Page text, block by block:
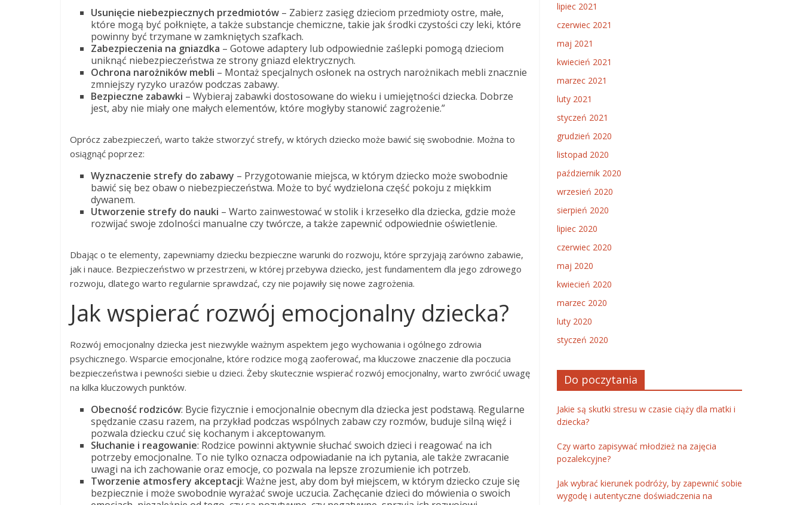
Usunięcie niebezpiecznych przedmiotów – Zabierz zasięg dzieciom przedmioty ostre, małe,
które mogą być połknięte, a także substancje chemiczne, takie jak środki czystości czy leki, które
powinny być trzymane w zamkniętych szafkach.
Zabezpieczenia na gniazdka – Gotowe adaptery lub odpowiednie zaślepki pomogą dzieciom
uniknąć niebezpieczeństwa ze strony gniazd elektrycznych.
Ochrona narożników mebli – Montaż specjalnych osłonek na ostrych narożnikach mebli znacznie
zmniejszy ryzyko urazów podczas zabawy.
Bezpieczne zabawki – Wybieraj zabawki dostosowane do wieku i umiejętności dziecka. Dobrze
jest, aby nie miały one małych elementów, które mogłyby stanowić zagrożenie.”
Oprócz zabezpieczeń, warto także stworzyć strefy, w których dziecko może bawić się swobodnie. Można to
osiągnąć poprzez:
Wyznaczenie strefy do zabawy – Przygotowanie miejsca, w którym dziecko może swobodnie
bawić się bez obaw o niebezpieczeństwa. Może to być wydzielona część pokoju z miękkim
dywanem.
Utworzenie strefy do nauki – Warto zainwestować w stolik i krzesełko dla dziecka, gdzie może
rozwijać swoje zdolności manualne czy twórcze, a także zapewnić odpowiednie oświetlenie.
Dbając o te elementy, zapewniamy dziecku bezpieczne warunki do rozwoju, które sprzyjają zarówno zabawie,
jak i nauce. Bezpieczeństwo w przestrzeni, w której przebywa dziecko, jest fundamentem dla jego zdrowego
rozwoju, dlatego warto regularnie sprawdzać, czy nie pojawiły się nowe zagrożenia.
Jak wspierać rozwój emocjonalny dziecka?
Rozwój emocjonalny dziecka jest niezwykle ważnym aspektem jego wychowania i ogólnego zdrowia
psychicznego. Wsparcie emocjonalne, które rodzice mogą zaoferować, ma kluczowe znaczenie dla poczucia
bezpieczeństwa i pewności siebie u dzieci. Żeby skutecznie wspierać rozwój emocjonalny, warto zwrócić uwagę
na kilka kluczowych punktów.
Obecność rodziców: Bycie fizycznie i emocjonalnie obecnym dla dziecka jest podstawą. Regularne
spędzanie czasu razem, na przykład podczas wspólnych zabaw czy rozmów, buduje silną więź i
pozwala dziecku czuć się kochanym i akceptowanym.
Słuchanie i reagowanie: Rodzice powinni aktywnie słuchać swoich dzieci i reagować na ich
potrzeby emocjonalne. To nie tylko oznacza odpowiadanie na ich pytania, ale także zwracanie
uwagi na ich zachowanie oraz emocje, co pozwala na lepsze zrozumienie ich potrzeb.
Tworzenie atmosfery akceptacji: Ważne jest, aby dom był miejscem, w którym dziecko czuje się
bezpiecznie i może swobodnie wyrażać swoje uczucia. Zachęcanie dzieci do mówienia o swoich
lipiec 2021
czerwiec 2021
maj 2021
kwiecień 2021
marzec 2021
luty 2021
styczeń 2021
grudzień 2020
listopad 2020
październik 2020
wrzesień 2020
sierpień 2020
lipiec 2020
czerwiec 2020
maj 2020
kwiecień 2020
marzec 2020
luty 2020
styczeń 2020
Do poczytania
Jakie są skutki stresu w czasie ciąży dla matki i
dziecka?
Czy warto zapisywać młodzież na zajęcia
pozalekcyjne?
Jak wybrać kierunek podróży, by zapewnić sobie
wygodę i autentyczne doświadczenia na